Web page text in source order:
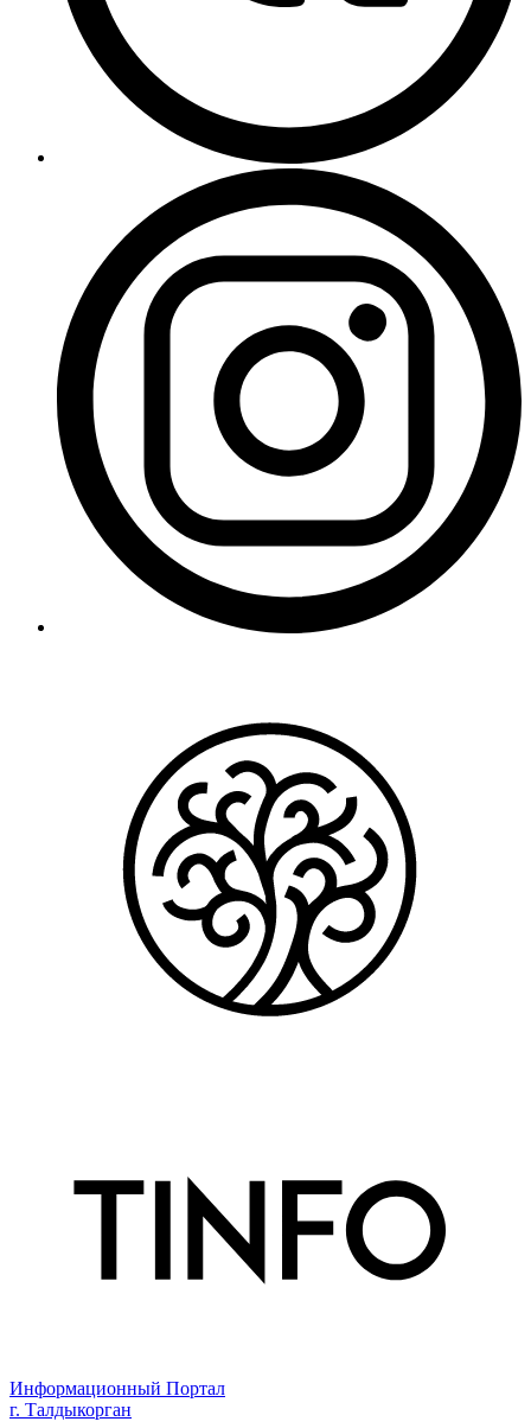
Информационный Портал
г. Талдыкорган